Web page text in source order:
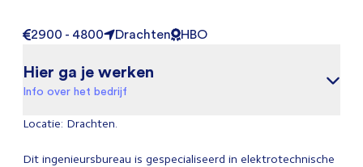
2900 - 4800 Drachten HBO
Hier ga je werken
Info over het bedrijf
Locatie: Drachten.
Dit ingenieursbureau is gespecialiseerd in elektrotechnische